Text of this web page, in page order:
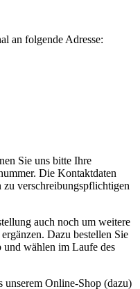
an folgende Adresse:
Sie uns bitte Ihre
Die Kontaktdaten
verschreibungspflichtigen
auch noch um weitere
Dazu bestellen Sie
und wählen im Laufe des
unserem Online-Shop (dazu)